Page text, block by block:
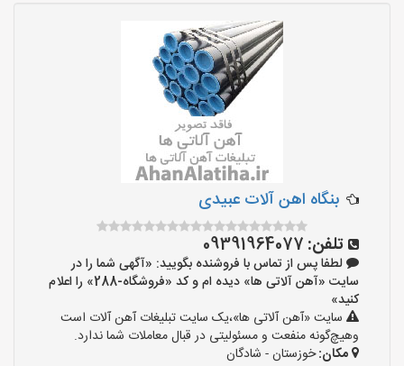
بنگاه اهن آلات عبیدی
تلفن: 09391964077
لطفا پس از تماس با فروشنده بگویید: «آگهی شما را در
سایت «آهن آلاتی ها» دیده ام و کد «فروشگاه-288» را اعلام
کنید»
سایت «آهن آلاتی ها»،یک سایت تبلیغات آهن آلات است
وهیچ‌گونه منفعت و مسئولیتی در قبال معاملات شما ندارد.
مکان:خوزستان - شادگان